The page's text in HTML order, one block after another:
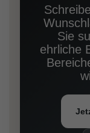
Sie
ehrliche